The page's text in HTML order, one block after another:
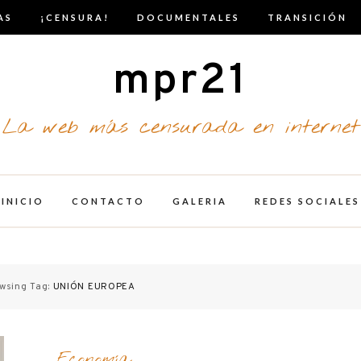
¡CENSURA! DOCUMENTALES TRANSICIÓN
mpr21
La web más censurada en internet
INICIO CONTACTO GALERIA REDES SOCIALES
Tag: UNIÓN EUROPEA